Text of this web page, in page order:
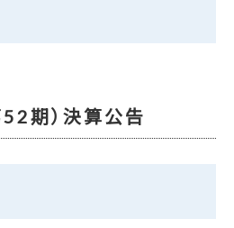
期）決算公告